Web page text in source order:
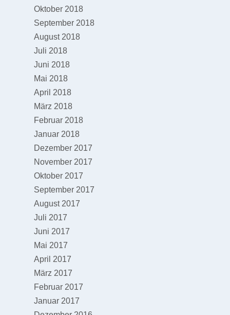
Oktober 2018
September 2018
August 2018
Juli 2018
Juni 2018
Mai 2018
April 2018
März 2018
Februar 2018
Januar 2018
Dezember 2017
November 2017
Oktober 2017
September 2017
August 2017
Juli 2017
Juni 2017
Mai 2017
April 2017
März 2017
Februar 2017
Januar 2017